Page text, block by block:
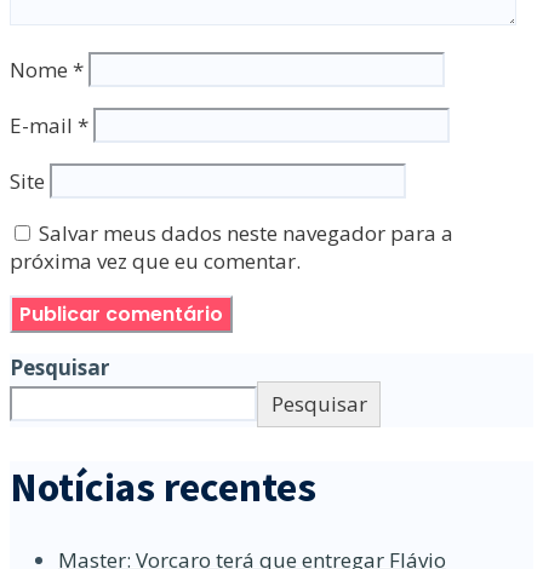
Nome *
E-mail *
Site
Salvar meus dados neste navegador para a
próxima vez que eu comentar.
Pesquisar
Pesquisar
Notícias recentes
Master: Vorcaro terá que entregar Flávio